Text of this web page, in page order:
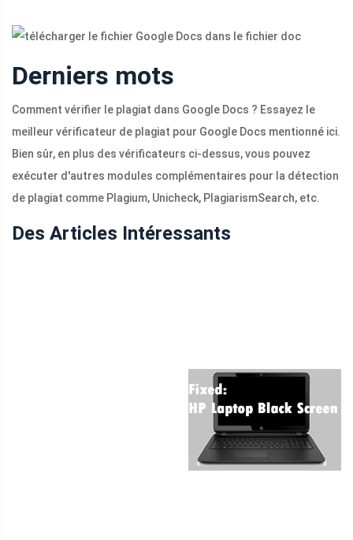
Derniers mots
Comment vérifier le plagiat dans Google Docs ? Essayez le
meilleur vérificateur de plagiat pour Google Docs mentionné ici.
Bien sûr, en plus des vérificateurs ci-dessus, vous pouvez
exécuter d'autres modules complémentaires pour la détection
de plagiat comme Plagium, Unicheck, PlagiarismSearch, etc.
Des Articles Intéressants